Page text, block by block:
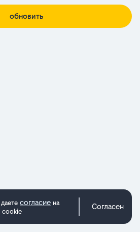
обновить
согласие на
cookie
Согласен